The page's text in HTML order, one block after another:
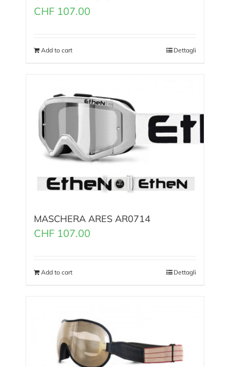
CHF 107.00
Add to cart Dettagli
MASCHERA ARES AR0714
CHF 107.00
Add to cart Dettagli